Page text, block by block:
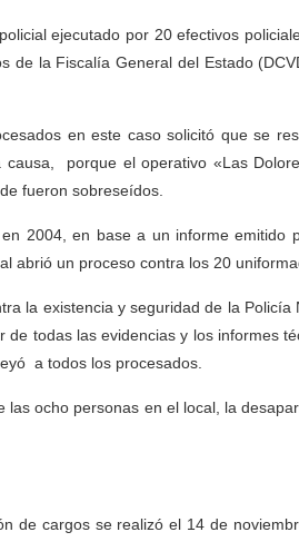
ejecutado por 20 efectivos
de la Fiscalía General del Estado
en este caso solicitó que se
causa, porque el operativo «Las
fueron sobreseídos.
2004, en base a un informe emitido
abrió un proceso contra los 20
la existencia y seguridad de la
todas las evidencias y los informes
a todos los procesados.
las ocho personas en el local, la
cargos se realizó el 14 de